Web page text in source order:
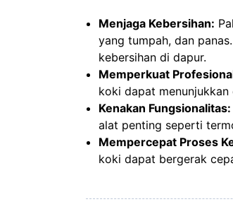
Menjaga Kebersihan:
yang tumpah, dan
kebersihan di dapur.
Memperkuat
koki dapat
Kenakan Fungsionalitas:
alat penting seperti
Mempercepat Proses
koki dapat bergerak